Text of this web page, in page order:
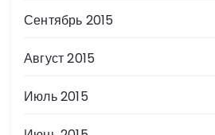
Сентябрь 2015
Август 2015
Июль 2015